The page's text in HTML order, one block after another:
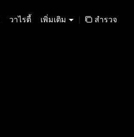
วาไรตี้ เพิ่มเติม | สำรวจ